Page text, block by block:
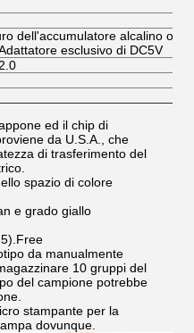
dell'accumulatore alcalino o
esclusivo di DC5V
ed il chip di
da U.S.A., che
di trasferimento del
spazio di colore
e grado giallo
da manualmente
10 gruppi del
del campione potrebbe
stampante per la
dovunque.